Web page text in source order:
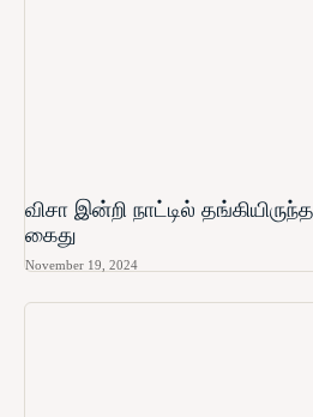
விசா இன்றி நாட்டில்
கைது
November 19, 2024